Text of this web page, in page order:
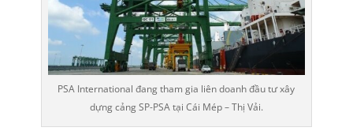
PSA International đang tham gia liên doanh đầu tư xây
dựng cảng SP-PSA tại Cái Mép – Thị Vải.